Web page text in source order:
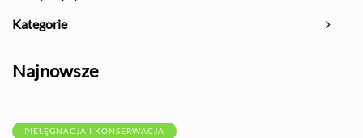
Kategorie
Najnowsze
PIELĘGNACJA I KONSERWACJA